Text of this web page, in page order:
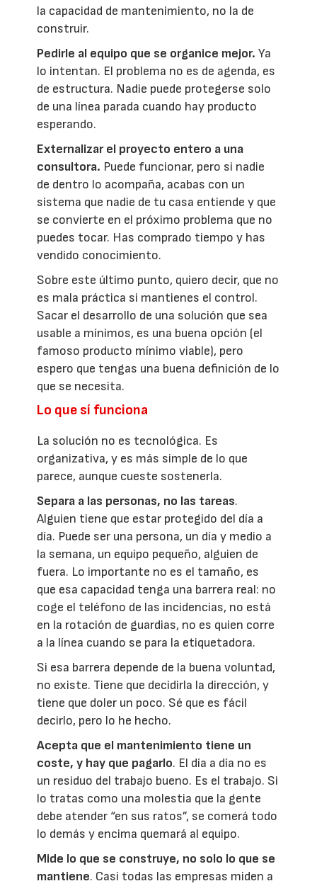
la capacidad de mantenimiento, no la de
construir.
Pedirle al equipo que se organice mejor. Ya
lo intentan. El problema no es de agenda, es
de estructura. Nadie puede protegerse solo
de una línea parada cuando hay producto
esperando.
Externalizar el proyecto entero a una
consultora. Puede funcionar, pero si nadie
de dentro lo acompaña, acabas con un
sistema que nadie de tu casa entiende y que
se convierte en el próximo problema que no
puedes tocar. Has comprado tiempo y has
vendido conocimiento.
Sobre este último punto, quiero decir, que no
es mala práctica si mantienes el control.
Sacar el desarrollo de una solución que sea
usable a mínimos, es una buena opción (el
famoso producto mínimo viable), pero
espero que tengas una buena definición de lo
que se necesita.
Lo que sí funciona
La solución no es tecnológica. Es
organizativa, y es más simple de lo que
parece, aunque cueste sostenerla.
Separa a las personas, no las tareas.
Alguien tiene que estar protegido del día a
día. Puede ser una persona, un día y medio a
la semana, un equipo pequeño, alguien de
fuera. Lo importante no es el tamaño, es
que esa capacidad tenga una barrera real: no
coge el teléfono de las incidencias, no está
en la rotación de guardias, no es quien corre
a la línea cuando se para la etiquetadora.
Si esa barrera depende de la buena voluntad,
no existe. Tiene que decidirla la dirección, y
tiene que doler un poco. Sé que es fácil
decirlo, pero lo he hecho.
Acepta que el mantenimiento tiene un
coste, y hay que pagarlo. El día a día no es
un residuo del trabajo bueno. Es el trabajo. Si
lo tratas como una molestia que la gente
debe atender “en sus ratos”, se comerá todo
lo demás y encima quemará al equipo.
Mide lo que se construye, no solo lo que se
mantiene. Casi todas las empresas miden a